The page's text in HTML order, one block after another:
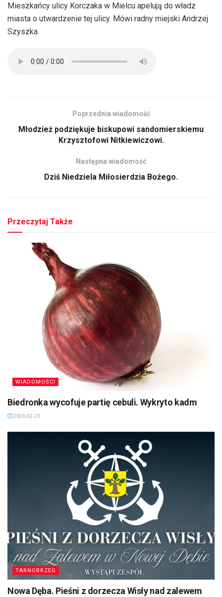
Mieszkańcy ulicy Korczaka w Mielcu apelują do władz
miasta o utwardzenie tej ulicy. Mówi radny miejski Andrzej
Szyszka.
Poprzednia wiadomość
Młodzież podziękuje biskupowi sandomierskiemu
Krzysztofowi Nitkiewiczowi.
Następna wiadomość
Dziś Niedziela Miłosierdzia Bożego.
Przeczytaj Także
WIADOMOŚCI
Biedronka wycofuje partię cebuli. Wykryto kadm
2026-02-23
TARNOBRZEG
Nowa Dęba. Pieśni z dorzecza Wisły nad zalewem